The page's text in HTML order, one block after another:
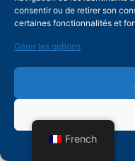
consentir ou de retirer son
certaines fonctionnalités et
Gérer les options
(1) Grillage du tube
du tube laser.
(2) Atténuation du
(3) Un composant
grillé. French